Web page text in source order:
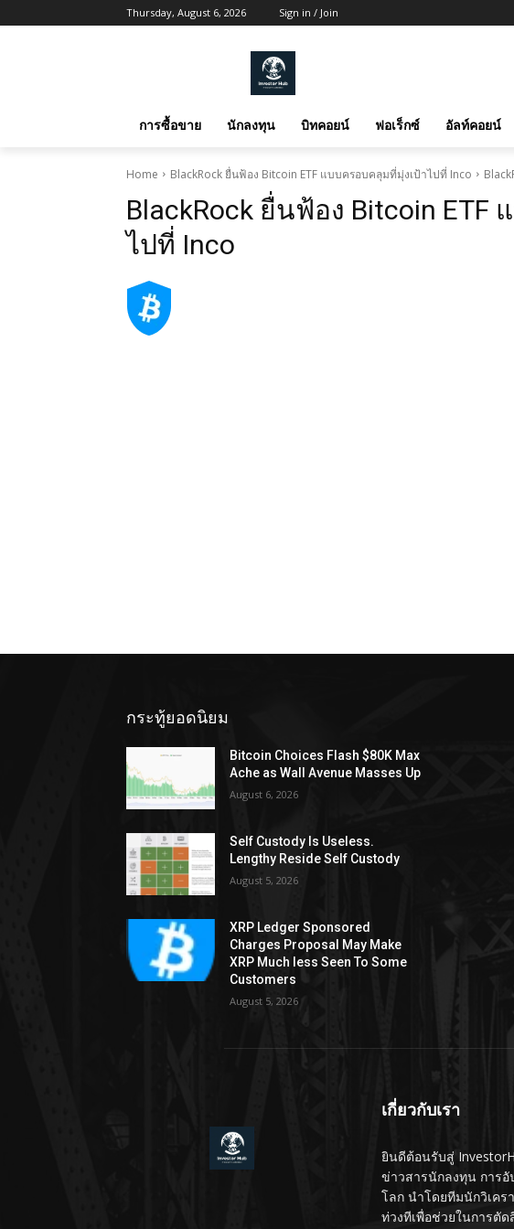
Thursday, August 6, 2026 Sign in / Join
การซื้อขาย นักลงทุน บิทคอยน์ ฟอเร็กซ์ อัลท์คอยน์
Home BlackRock ยื่นฟ้อง Bitcoin ETF แบบครอบคลุมที่มุ่งเป้าไปที่ Inco
BlackRock ยื่นฟ้อง Bitcoin ETF
ไปที่ Inco
กระทู้ยอดนิยม
Bitcoin Choices Flash $80K Max
Ache as Wall Avenue Masses Up
August 6, 2026
Self Custody Is Useless.
Lengthy Reside Self Custody
August 5, 2026
XRP Ledger Sponsored
Charges Proposal May Make
XRP Much less Seen To Some
Customers
August 5, 2026
เกี่ยวกับเรา
ยินดีต้อนรับสู่
ข่าวสารนักลงทุน การอั
โลก นำโดยทีมนักวิเค
ท่วงทีเพื่อช่วยในการตั